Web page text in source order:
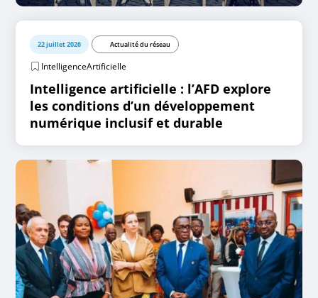
22 juillet 2026 Actualité du réseau
IntelligenceArtificielle
Intelligence artificielle : l’AFD explore
les conditions d’un développement
numérique inclusif et durable